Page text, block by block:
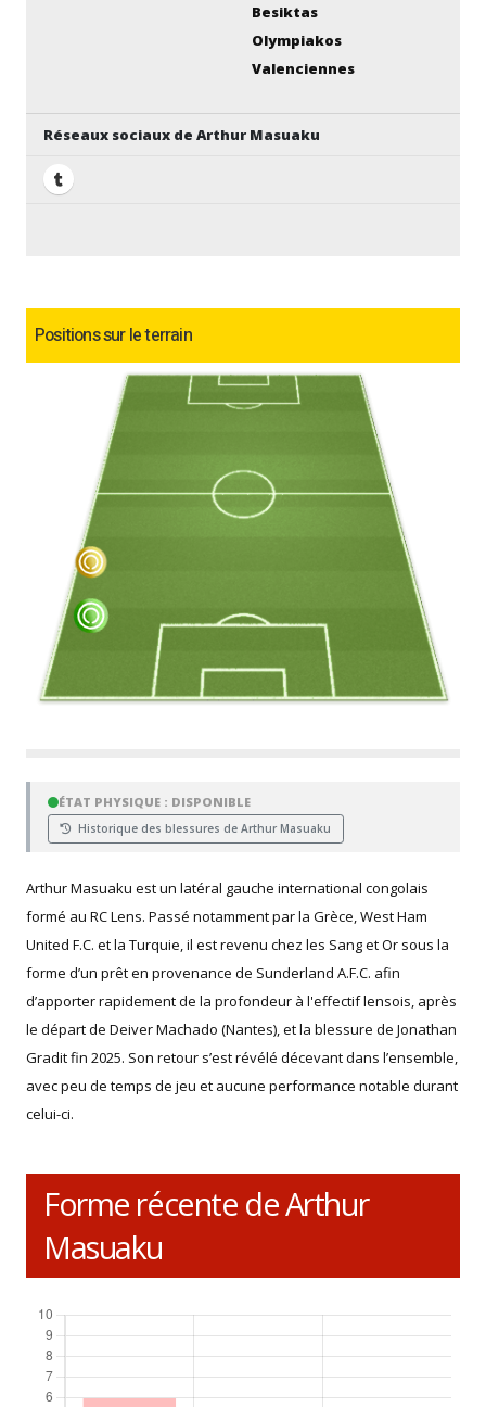
Besiktas
Olympiakos
Valenciennes
Réseaux sociaux de Arthur Masuaku
Positions sur le terrain
ÉTAT PHYSIQUE : DISPONIBLE
Historique des blessures de Arthur Masuaku
Arthur Masuaku est un latéral gauche international congolais
formé au RC Lens. Passé notamment par la Grèce, West Ham
United F.C. et la Turquie, il est revenu chez les Sang et Or sous la
forme d’un prêt en provenance de Sunderland A.F.C. afin
d’apporter rapidement de la profondeur à l'effectif lensois, après
le départ de Deiver Machado (Nantes), et la blessure de Jonathan
Gradit fin 2025. Son retour s’est révélé décevant dans l’ensemble,
avec peu de temps de jeu et aucune performance notable durant
celui-ci.
Forme récente de Arthur
Masuaku